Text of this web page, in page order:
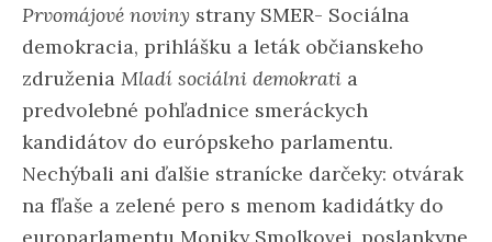
Prvomájové noviny strany SMER- Sociálna
demokracia, prihlášku a leták občianskeho
združenia Mladí sociálni demokrati a
predvolebné pohľadnice smeráckych
kandidátov do európskeho parlamentu.
Nechýbali ani ďalšie stranícke darčeky: otvárak
na fľaše a zelené pero s menom kadidátky do